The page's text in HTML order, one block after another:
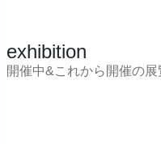
exhibition
開催中&これから開催の展